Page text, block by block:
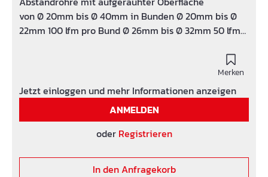
von Ø 20mm bis Ø 40mm in Bunden Ø 20mm bis Ø
22mm 100 lfm pro Bund Ø 26mm bis Ø 32mm 50 lfm
Merken
Jetzt einloggen und mehr Informationen anzeigen
ANMELDEN
oder Registrieren
In den Anfragekorb